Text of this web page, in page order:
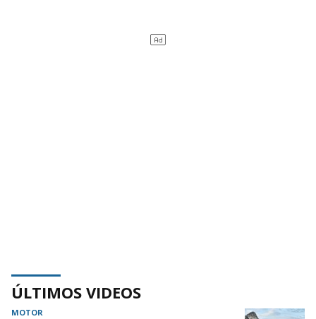
ÚLTIMOS VIDEOS
MOTOR